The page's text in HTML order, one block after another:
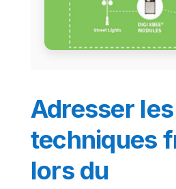
Adresser
techniques
lors du